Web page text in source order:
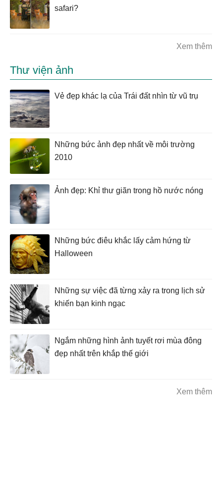
safari?
Xem thêm
Thư viện ảnh
Vẻ đẹp khác lạ của Trái đất nhìn từ vũ trụ
Những bức ảnh đẹp nhất về môi trường
2010
Ảnh đẹp: Khỉ thư giãn trong hồ nước nóng
Những bức điêu khắc lấy cảm hứng từ
Halloween
Những sự việc đã từng xảy ra trong lịch sử
khiến bạn kinh ngạc
Ngắm những hình ảnh tuyết rơi mùa đông
đẹp nhất trên khắp thế giới
Xem thêm